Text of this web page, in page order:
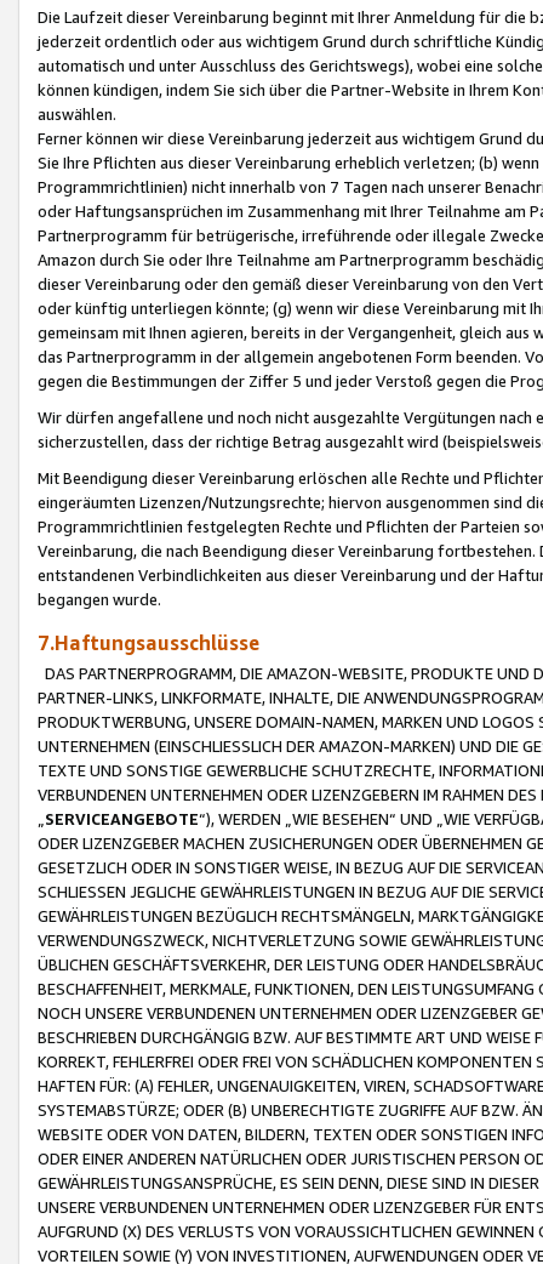
Die Laufzeit dieser Vereinbarung beginnt mit Ihrer Anmeldung für die
jederzeit ordentlich oder aus wichtigem Grund durch schriftliche
automatisch und unter Ausschluss des Gerichtswegs), wobei eine
können kündigen, indem Sie sich über die Partner-Website in Ihrem
auswählen.
Ferner können wir diese Vereinbarung jederzeit aus wichtigem Grund
Sie Ihre Pflichten aus dieser Vereinbarung erheblich verletzen; (b)
Programmrichtlinien) nicht innerhalb von 7 Tagen nach unserer
oder Haftungsansprüchen im Zusammenhang mit Ihrer Teilnahme am
Partnerprogramm für betrügerische, irreführende oder illegale
Amazon durch Sie oder Ihre Teilnahme am Partnerprogramm
dieser Vereinbarung oder den gemäß dieser Vereinbarung von den
oder künftig unterliegen könnte; (g) wenn wir diese Vereinbarung mit
gemeinsam mit Ihnen agieren, bereits in der Vergangenheit, gleich
das Partnerprogramm in der allgemein angebotenen Form beenden.
gegen die Bestimmungen der Ziffer 5 und jeder Verstoß gegen die
Wir dürfen angefallene und noch nicht ausgezahlte Vergütungen
sicherzustellen, dass der richtige Betrag ausgezahlt wird
Mit Beendigung dieser Vereinbarung erlöschen alle Rechte und
eingeräumten Lizenzen/Nutzungsrechte; hiervon ausgenommen sind
Programmrichtlinien festgelegten Rechte und Pflichten der Parteien
Vereinbarung, die nach Beendigung dieser Vereinbarung
entstandenen Verbindlichkeiten aus dieser Vereinbarung und der
begangen wurde.
7.Haftungsausschlüsse
DAS PARTNERPROGRAMM, DIE AMAZON-WEBSITE, PRODUKTE UND
PARTNER-LINKS, LINKFORMATE, INHALTE, DIE
PRODUKTWERBUNG, UNSERE DOMAIN-NAMEN, MARKEN UND
UNTERNEHMEN (EINSCHLIESSLICH DER AMAZON-MARKEN) UND DIE
TEXTE UND SONSTIGE GEWERBLICHE SCHUTZRECHTE,
VERBUNDENEN UNTERNEHMEN ODER LIZENZGEBERN IM RAHMEN
SERVICEANGEBOTE“), WERDEN „WIE BESEHEN“ UND „WIE
ODER LIZENZGEBER MACHEN ZUSICHERUNGEN ODER ÜBERNEHMEN
GESETZLICH ODER IN SONSTIGER WEISE, IN BEZUG AUF DIE
SCHLIESSEN JEGLICHE GEWÄHRLEISTUNGEN IN BEZUG AUF DIE
GEWÄHRLEISTUNGEN BEZÜGLICH RECHTSMÄNGELN,
VERWENDUNGSZWECK, NICHTVERLETZUNG SOWIE
ÜBLICHEN GESCHÄFTSVERKEHR, DER LEISTUNG ODER
BESCHAFFENHEIT, MERKMALE, FUNKTIONEN, DEN
NOCH UNSERE VERBUNDENEN UNTERNEHMEN ODER LIZENZGEBER
BESCHRIEBEN DURCHGÄNGIG BZW. AUF BESTIMMTE ART UND
KORREKT, FEHLERFREI ODER FREI VON SCHÄDLICHEN
HAFTEN FÜR: (A) FEHLER, UNGENAUIGKEITEN, VIREN,
SYSTEMABSTÜRZE; ODER (B) UNBERECHTIGTE ZUGRIFFE AUF BZW.
WEBSITE ODER VON DATEN, BILDERN, TEXTEN ODER SONSTIGEN
ODER EINER ANDEREN NATÜRLICHEN ODER JURISTISCHEN PERSON
GEWÄHRLEISTUNGSANSPRÜCHE, ES SEIN DENN, DIESE SIND IN
UNSERE VERBUNDENEN UNTERNEHMEN ODER LIZENZGEBER FÜR
AUFGRUND (X) DES VERLUSTS VON VORAUSSICHTLICHEN
VORTEILEN SOWIE (Y) VON INVESTITIONEN, AUFWENDUNGEN ODER